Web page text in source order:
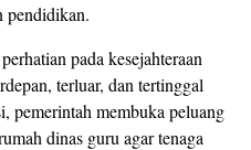
pendidikan.
pada kesejahteraan
terluar, dan tertinggal
pemerintah membuka peluang
dinas guru agar tenaga